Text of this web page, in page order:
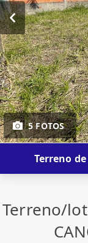
5 FOTOS
Terreno
Terreno/